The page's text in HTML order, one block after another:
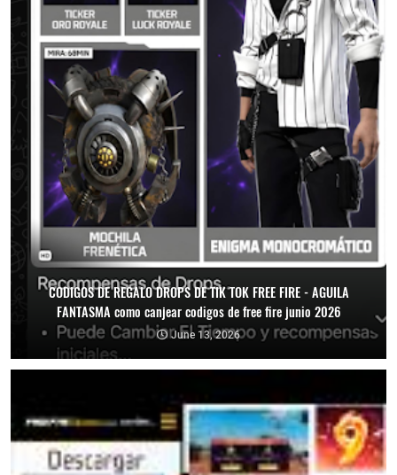
CODIGOS DE REGALO DROPS DE TIK TOK FREE FIRE - AGUILA
FANTASMA como canjear codigos de free fire junio 2026
June 13, 2026